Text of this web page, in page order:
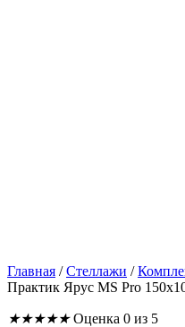
Главная /Стеллажи /
Практик Ярус MS Pro
★★★★★ Оценка 0 из 5